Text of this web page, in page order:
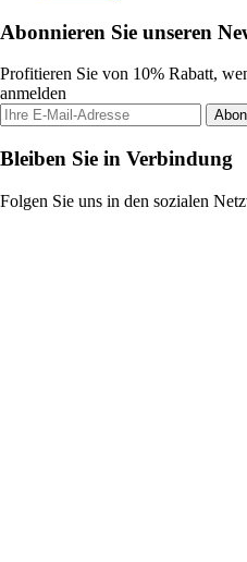
Abonnieren Sie unseren
Profitieren Sie von 10% Rabatt,
anmelden
Bleiben Sie in Verbindung
Folgen Sie uns in den sozialen